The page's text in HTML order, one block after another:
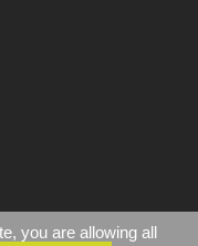
you are allowing all